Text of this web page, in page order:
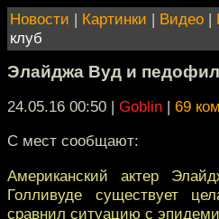
Новости | Картинки | Видео |
клуб
Элайджа Вуд и
24.05.16 00:50 | Goblin | 69
С мест сообщают:
Американский актер
Голливуде существует
сравнил ситуацию с